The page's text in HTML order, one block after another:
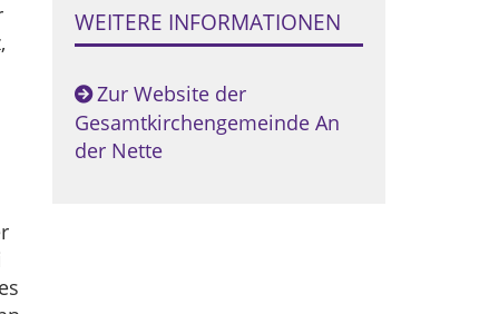
WEITERE INFORMATIONEN
Zur Website der
Gesamtkirchengemeinde An
der Nette